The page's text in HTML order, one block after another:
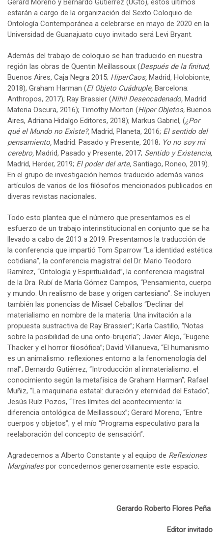
Gerard Moreno y Bernardo Gutiérrez (UGto), estos últimos
estarán a cargo de la organización del Sexto Coloquio de
Ontología Contemporánea a celebrarse en mayo de 2020 en la
Universidad de Guanajuato cuyo invitado será Levi Bryant.
Además del trabajo de coloquio se han traducido en nuestra
región las obras de Quentin Meillassoux (Después de la finitud,
Buenos Aires, Caja Negra 2015; HiperCaos, Madrid, Holobionte,
2018), Graham Harman (El Objeto Cuádruple, Barcelona:
Anthropos, 2017); Ray Brassier (Nihil Desencadenado, Madrid:
Materia Oscura, 2016); Timothy Morton (Hiper Objetos, Buenos
Aires, Adriana Hidalgo Editores, 2018); Markus Gabriel, (¿Por
qué el Mundo no Existe?, Madrid, Planeta, 2016; El sentido del
pensamiento, Madrid: Pasado y Presente, 2018; Yo no soy mi
cerebro, Madrid, Pasado y Presente, 2017; Sentido y Existencia,
Madrid, Herder, 2019; El poder del arte, Santiago, Roneo, 2019).
En el grupo de investigación hemos traducido además varios
artículos de varios de los filósofos mencionados publicados en
diveras revistas nacionales.
Todo esto plantea que el número que presentamos es el
esfuerzo de un trabajo interinstitucional en conjunto que se ha
llevado a cabo de 2013 a 2019. Presentamos la traducción de
la conferencia que impartió Tom Sparrow “La identidad estética
cotidiana”, la conferencia magistral del Dr. Mario Teodoro
Ramírez, “Ontología y Espiritualidad”, la conferencia magistral
de la Dra. Rubí de María Gómez Campos, “Pensamiento, cuerpo
y mundo. Un realismo de base y origen cartesiano”. Se incluyen
también las ponencias de Misael Ceballos “Declinar del
materialismo en nombre de la materia: Una invitación a la
propuesta sustractiva de Ray Brassier”; Karla Castillo, “Notas
sobre la posibilidad de una onto-brujería”; Javier Alejo, “Eugene
Thacker y el horror filosófica”; David Villanueva, “El humanismo
es un animalismo: reflexiones entorno a la fenomenología del
mal”; Bernardo Gutiérrez, “Introducción al inmaterialismo: el
conocimiento según la metafísica de Graham Harman”; Rafael
Muñiz, “La maquinaria estatal: duración y eternidad del Estado”;
Jesús Ruíz Pozos, “Tres límites del acontecimiento: la
diferencia ontológica de Meillassoux”; Gerard Moreno, “Entre
cuerpos y objetos”; y el mío “Programa especulativo para la
reelaboración del concepto de sensación”.
Agradecemos a Alberto Constante y al equipo de Reflexiones
Marginalespor concedernos generosamente este espacio.
Gerardo Roberto Flores Peña
Editor invitado